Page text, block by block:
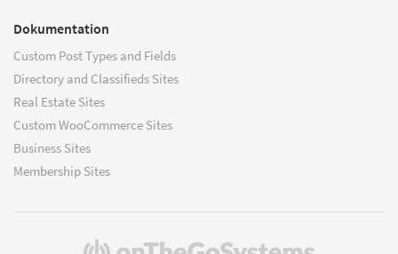
Dokumentation
Custom Post Types and Fields
Directory and Classifieds Sites
Real Estate Sites
Custom WooCommerce Sites
Business Sites
Membership Sites
(öffnet